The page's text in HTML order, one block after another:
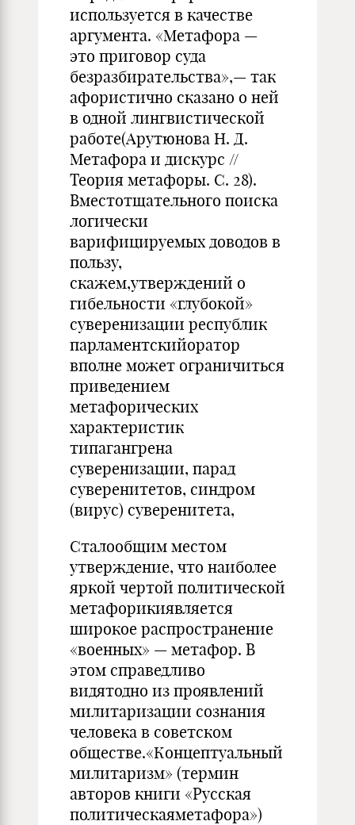
используется в качестве
аргумента. «Метафора —
это приговор суда
безразбирательства»,— так
афористично сказано о ней
в одной лингвистической
работе(Арутюнова Н. Д.
Метафора и дискурс //
Теория метафоры. С. 28).
Вместотщательного поиска
логически
варифицируемых доводов в
пользу,
скажем,утверждений о
гибельности «глубокой»
суверенизации республик
парламентскийоратор
вполне может ограничиться
приведением
метафорических
характеристик
типагангрена
суверенизации, парад
суверенитетов, синдром
(вирус) суверенитета,
Сталообщим местом
утверждение, что наиболее
яркой чертой политической
метафорикиявляется
широкое распространение
«военных» — метафор. В
этом справедливо
видятодно из проявлений
милитаризации сознания
человека в советском
обществе.«Концептуальный
милитаризм» (термин
авторов книги «Русская
политическаяметафора»)